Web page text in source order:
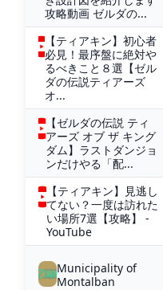
攻略動画 ゼルダの...
【ティアキン】初心者
必見！最序盤に絶対や
るべきこと８選【ゼル
ダの伝説ティアーズ
オ...
【ゼルダの伝説 ティ
アーズ オブ ザ キング
ダム】ラストダンジョ
ンだけやる「配...
【ティアキン】見逃し
てない？一度は訪れた
い場所7選【攻略】 -
YouTube
Municipality of
Montalban